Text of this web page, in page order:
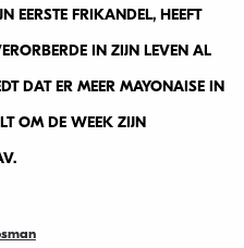
EERSTE FRIKANDEL, HEEFT
IN ZIJN LEVEN AL
DAT ER MEER MAYONAISE IN
OM DE WEEK ZIJN